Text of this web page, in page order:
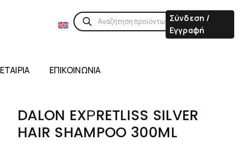
Σύνδεση /
Εγγραφή
ΕΤΑΙΡΙΑ ΕΠΙΚΟΙΝΩΝΙΑ
DALON EXΡRETLISS SILVER
HAIR SHAMPOO 300ML